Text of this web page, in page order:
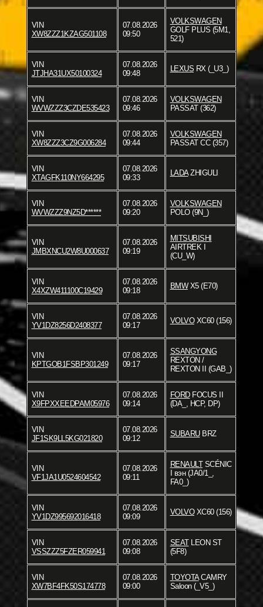
VIN
XW8ZZZ1KZAG501108
07.08.2026
09:50
VOLKSWAGEN
GOLF PLUS (5M1,
521)
VIN
JTJHA31UX50100324
07.08.2026
09:48
LEXUS RX (_U3_)
VIN
WVWZZZ3CZDE535423
07.08.2026
09:46
VOLKSWAGEN
PASSAT (362)
VIN
XW8ZZZ3CZ9G006284
07.08.2026
09:44
VOLKSWAGEN
PASSAT CC (357)
VIN
XTAGFK110NY664295
07.08.2026
09:33
LADAZHIGULI
VIN
WVWZZZ9NZ5D******
07.08.2026
09:20
VOLKSWAGEN
POLO (9N_)
VIN
JMBXNCU2W8U000637
07.08.2026
09:19
MITSUBISHI
AIRTREK I
(CU_W)
VIN
X4XZW411100C19429
07.08.2026
09:18
BMWX5 (E70)
VIN
YV1DZ8256D2408377
07.08.2026
09:17
VOLVOXC60 (156)
VIN
KPTGOB1FSBP301249
07.08.2026
09:17
SSANGYONG
REXTON /
REXTON II (GAB_)
VIN
X9FPXXEEDPAM05976
07.08.2026
09:14
FORDFOCUS II
(DA_, HCP, DP)
VIN
JF1SK9LL5KG021820
07.08.2026
09:12
SUBARUBRZ
VIN
VF1JA1U0524604542
07.08.2026
09:11
RENAULTSCÉNIC
I вэн (JA0/1_,
FA0_)
VIN
YV1DZ995692016418
07.08.2026
09:09
VOLVOXC60 (156)
VIN
VSSZZZ5FZER059941
07.08.2026
09:08
SEATLEON ST
(5F8)
VIN
XW7BF4FK50S174778
07.08.2026
09:00
TOYOTACAMRY
Saloon (_V5_)